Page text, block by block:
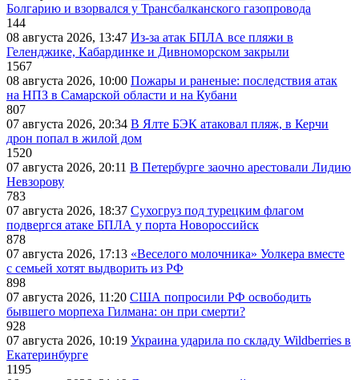
Болгарию и взорвался у Трансбалканского газопровода
144
08 августа 2026, 13:47 Из-за атак БПЛА все пляжи в
Геленджике, Кабардинке и Дивноморском закрыли
1567
08 августа 2026, 10:00 Пожары и раненые: последствия атак
на НПЗ в Самарской области и на Кубани
807
07 августа 2026, 20:34 В Ялте БЭК атаковал пляж, в Керчи
дрон попал в жилой дом
1520
07 августа 2026, 20:11 В Петербурге заочно арестовали Лидию
Невзорову
783
07 августа 2026, 18:37 Сухогруз под турецким флагом
подвергся атаке БПЛА у порта Новороссийск
878
07 августа 2026, 17:13 «Веселого молочника» Уолкера вместе
с семьей хотят выдворить из РФ
898
07 августа 2026, 11:20 США попросили РФ освободить
бывшего морпеха Гилмана: он при смерти?
928
07 августа 2026, 10:19 Украина ударила по складу Wildberries в
Екатеринбурге
1195